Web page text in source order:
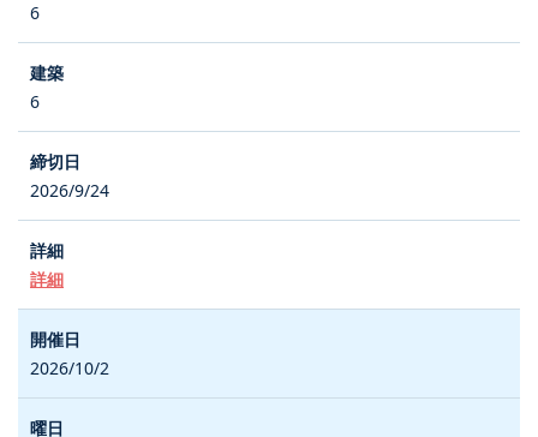
6
6
2026/9/24
詳細
2026/10/2